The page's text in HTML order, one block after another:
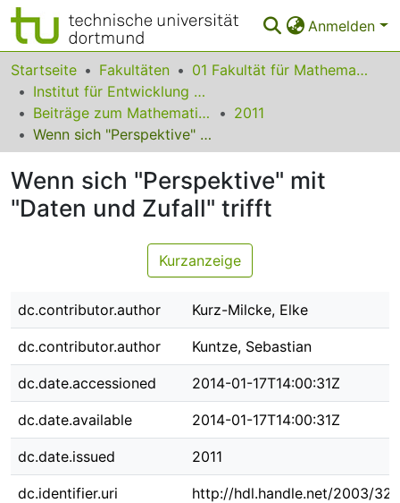
Anmelden
Bereiche & Sammlungen
Das gesamte Repositorium
Statistiken
FAQ
Leitlinien
Zurück zur Startseite
Startseite Fakultäten
01 Fakultät für Mathematik
Institut für Entwicklung und Erforschung des Mathematikunterrichts
Beiträge zum Mathematikunterricht
2011
Wenn sich "Perspektive" mit "Daten und Zufall" trifft
Wenn sich "Perspektive" mit
"Daten und Zufall" trifft
Kurzanzeige
dc.contributor.author Kurz-Milcke, Elke
dc.contributor.author Kuntze, Sebastian
dc.date.accessioned 2014-01-17T14:00:31Z
dc.date.available 2014-01-17T14:00:31Z
dc.date.issued 2011
dc.identifier.uri http://hdl.handle.net/2003/